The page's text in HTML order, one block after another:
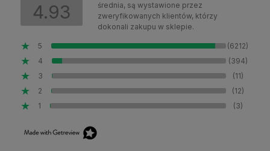
4.93
średnia, są wystawione przez
zweryfikowanych klientów, którzy
dokonali zakupu w sklepie.
5
(6212)
4
(394)
3
(11)
2
(12)
1
(3)